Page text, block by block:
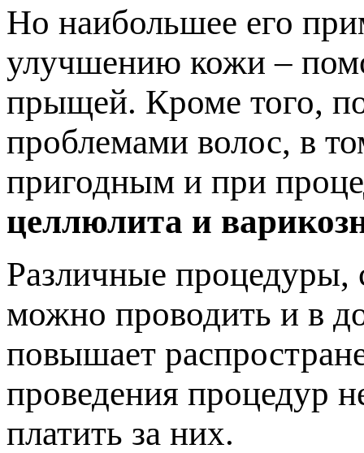
Но наибольшее его
улучшению кожи –
прыщей. Кроме того,
проблемами волос, в
пригодным и при
целлюлита и
Различные процедуры,
можно проводить и в
повышает
проведения процедур
платить за них.